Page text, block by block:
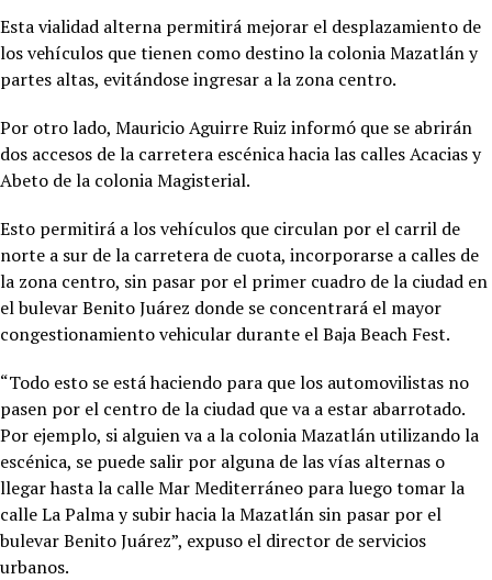
Esta vialidad alterna permitirá mejorar el desplazamiento de
los vehículos que tienen como destino la colonia Mazatlán y
partes altas, evitándose ingresar a la zona centro.
Por otro lado, Mauricio Aguirre Ruiz informó que se abrirán
dos accesos de la carretera escénica hacia las calles Acacias y
Abeto de la colonia Magisterial.
Esto permitirá a los vehículos que circulan por el carril de
norte a sur de la carretera de cuota, incorporarse a calles de
la zona centro, sin pasar por el primer cuadro de la ciudad en
el bulevar Benito Juárez donde se concentrará el mayor
congestionamiento vehicular durante el Baja Beach Fest.
“Todo esto se está haciendo para que los automovilistas no
pasen por el centro de la ciudad que va a estar abarrotado.
Por ejemplo, si alguien va a la colonia Mazatlán utilizando la
escénica, se puede salir por alguna de las vías alternas o
llegar hasta la calle Mar Mediterráneo para luego tomar la
calle La Palma y subir hacia la Mazatlán sin pasar por el
bulevar Benito Juárez”, expuso el director de servicios
urbanos.